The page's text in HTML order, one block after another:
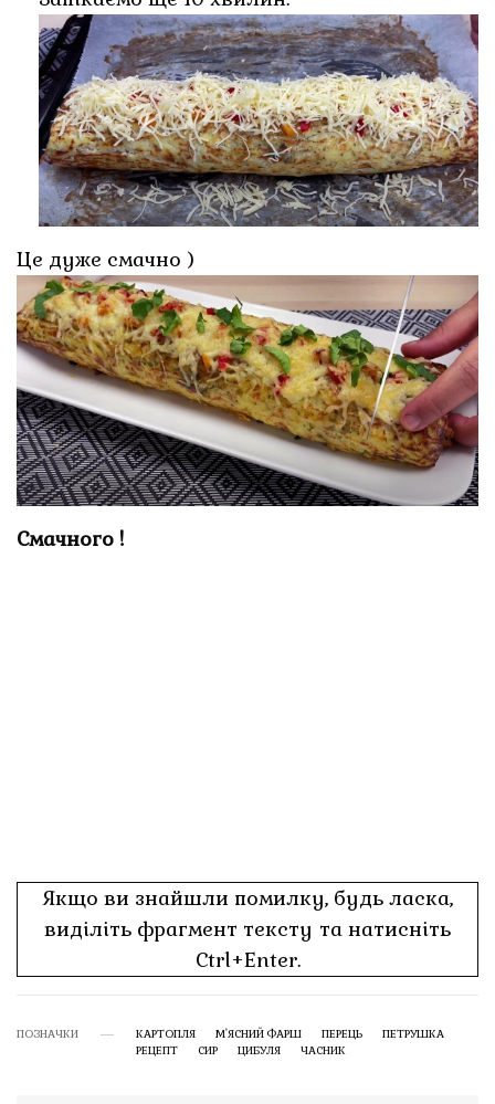
Це дуже смачно )
Смачного !
Якщо ви знайшли помилку, будь ласка,
виділіть фрагмент тексту та натисніть
Ctrl+Enter.
ПОЗНАЧКИ КАРТОПЛЯ М'ЯСНИЙ ФАРШ ПЕРЕЦЬ
ПЕТРУШКА
РЕЦЕПТ
СИР ЦИБУЛЯ ЧАСНИК